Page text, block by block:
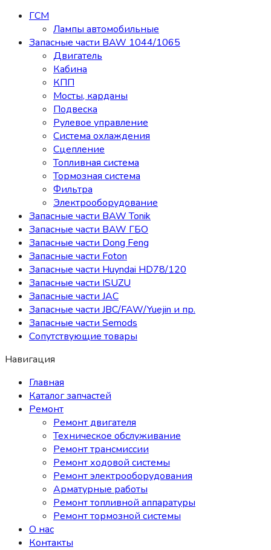
ГСМ
Лампы автомобильные
Запасные части BAW 1044/1065
Двигатель
Кабина
КПП
Мосты, карданы
Подвеска
Рулевое управление
Система охлаждения
Сцепление
Топливная система
Тормозная система
Фильтра
Электрооборудование
Запасные части BAW Tonik
Запасные части BAW ГБО
Запасные части Dong Feng
Запасные части Foton
Запасные части Huyndai HD78/120
Запасные части ISUZU
Запасные части JAC
Запасные части JBC/FAW/Yuejin и пр.
Запасные части Semods
Сопутствующие товары
Навигация
Главная
Каталог запчастей
Ремонт
Ремонт двигателя
Техническое обслуживание
Ремонт трансмиссии
Ремонт ходовой системы
Ремонт электрооборудования
Арматурные работы
Ремонт топливной аппаратуры
Ремонт тормозной системы
О нас
Контакты